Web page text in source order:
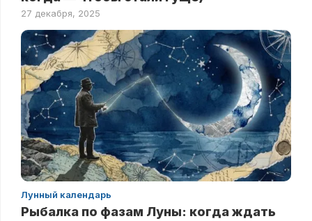
27 декабря, 2025
Лунный календарь
Рыбалка по фазам Луны: когда ждать